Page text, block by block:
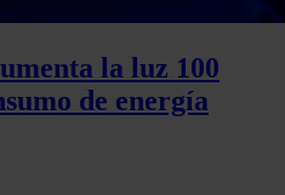
la luz 100
de energía